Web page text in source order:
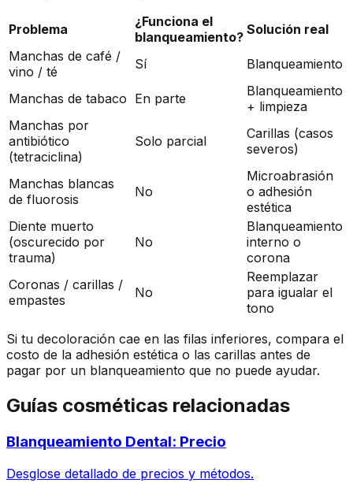
Problema
¿Funciona el
blanqueamiento? Solución real
Manchas de café /
vino / té
Sí Blanqueamiento
Manchas de tabaco En parte
Blanqueamiento
+ limpieza
Manchas por
antibiótico
(tetraciclina)
Solo parcial
Carillas (casos
severos)
Manchas blancas
de fluorosis
No
Microabrasión
o adhesión
estética
Diente muerto
(oscurecido por
trauma)
No
Blanqueamiento
interno o
corona
Coronas / carillas /
empastes
No
Reemplazar
para igualar el
tono
Si tu decoloración cae en las filas inferiores, compara el
costo de la adhesión estética o las carillas antes de
pagar por un blanqueamiento que no puede ayudar.
Guías cosméticas relacionadas
Blanqueamiento Dental: Precio
Desglose detallado de precios y métodos.